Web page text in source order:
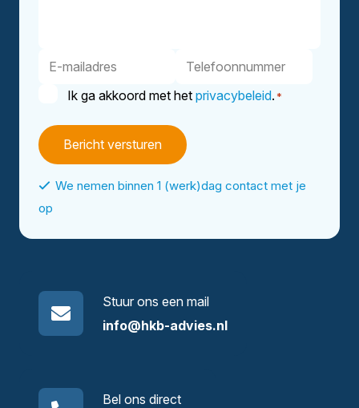
E-
Telefoonnummer
Instemming
Ik ga akkoord met het privacybeleid. *
We nemen binnen 1 (werk)dag contact met je
op
Stuur ons een mail
info@hkb-advies.nl
Bel ons direct